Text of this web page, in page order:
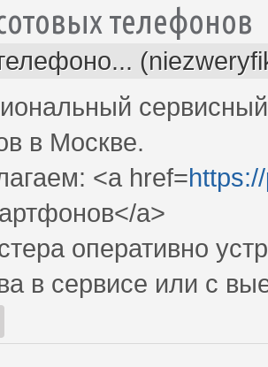
телефонов
в Москве.
<a href=
a>
оперативно
в сервисе или с